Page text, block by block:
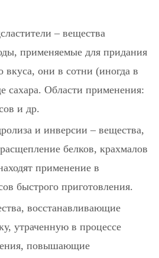
– вещества
применяемые для придания
вкуса, они в сотни (иногда в
сахара. Области применения:
и др.
и инверсии – вещества,
белков, крахмалов
применение в
быстрого приготовления.
восстанавливающие
утраченную в процессе
повышающие